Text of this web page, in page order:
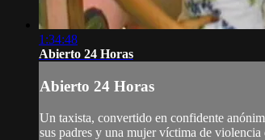
1:34:48
Abierto 24 Horas
Abierto 24 Horas
Un taxista, convertido en confidente
sus padres y una mujer víctima de